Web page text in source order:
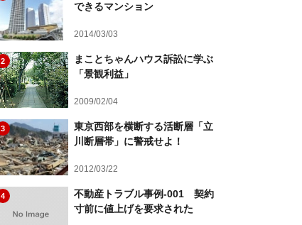
できるマンション
2014/03/03
2
まことちゃんハウス訴訟に学ぶ
「景観利益」
2009/02/04
3
東京西部を横断する活断層「立
川断層帯」に警戒せよ！
2012/03/22
4
不動産トラブル事例-001 契約
寸前に値上げを要求された